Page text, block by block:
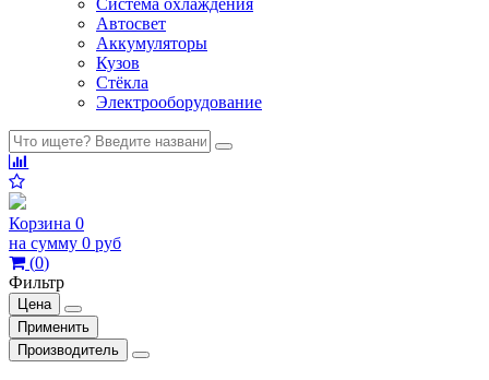
Система охлаждения
Автосвет
Аккумуляторы
Кузов
Стёкла
Электрооборудование
Корзина 0
на сумму 0 руб
(0)
Фильтр
Цена
Применить
Производитель